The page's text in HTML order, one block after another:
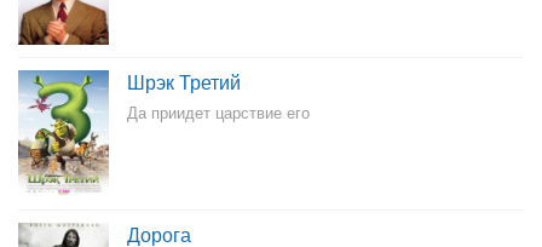
Шрэк Третий
Да приидет царствие его
Дорога